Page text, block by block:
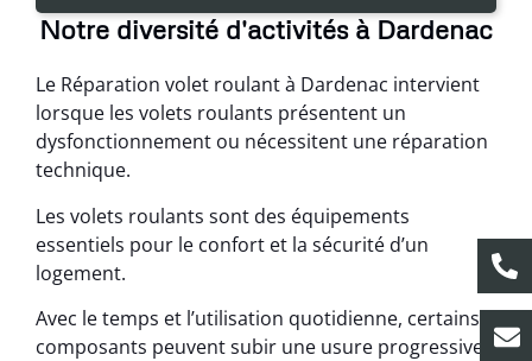
Notre diversité d'activités à Dardenac
Le Réparation volet roulant à Dardenac intervient
lorsque les volets roulants présentent un
dysfonctionnement ou nécessitent une réparation
technique.
Les volets roulants sont des équipements
essentiels pour le confort et la sécurité d’un
logement.
Avec le temps et l’utilisation quotidienne, certains
composants peuvent subir une usure progressive.